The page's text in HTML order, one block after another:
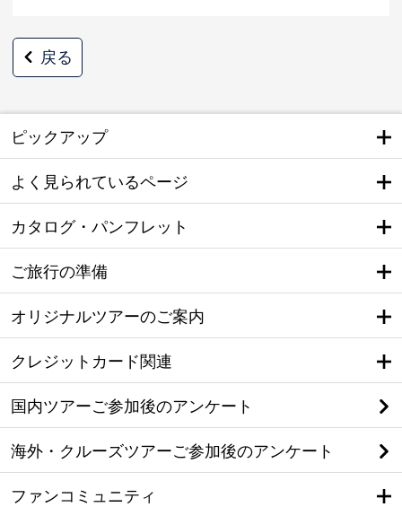
戻る
ピックアップ
よく見られているページ
カタログ・パンフレット
ご旅行の準備
オリジナルツアーのご案内
クレジットカード関連
国内ツアーご参加後のアンケート
海外・クルーズツアーご参加後のアンケート
ファンコミュニティ